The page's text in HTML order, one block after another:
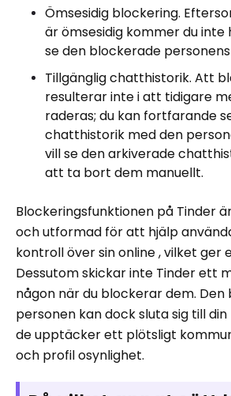
Ömsesidig blockering.
är ömsesidig kommer du
se den blockerade
Tillgänglig chatthistorik. Att
resulterar inte i att tidigare
raderas; du kan fortfarande
chatthistorik med den
vill se den arkiverade
att ta bort dem manuellt.
Blockeringsfunktionen på Tinder
och utformad för att hjälp
kontroll över sin online , vilket ger
Dessutom skickar inte Tinder ett
någon när du blockerar dem.
personen kan dock sluta sig till
de upptäcker ett plötsligt
och profil osynlighet.